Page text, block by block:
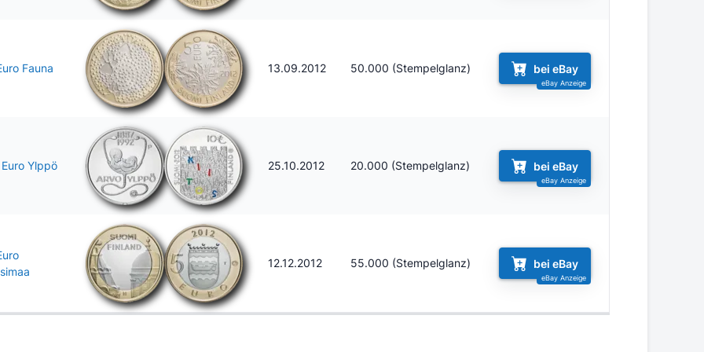
Fauna 13.09.2012 50.000 (Stempelglanz) bei eBay
Ylppö 25.10.2012 20.000 (Stempelglanz) bei eBay
12.12.2012 55.000 (Stempelglanz) bei eBay